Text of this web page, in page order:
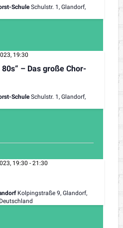
SchuleSchulstr. 1, Glandorf,
80s“ – Das große Chor-
19:30
SchuleSchulstr. 1, Glandorf,
19:30 - 21:30
Kolpingstraße 9, Glandorf,